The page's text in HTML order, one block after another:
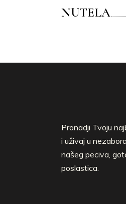
NUTELA
Pronadji Tvoju
i uživaj u
našeg peciva,
poslastica.